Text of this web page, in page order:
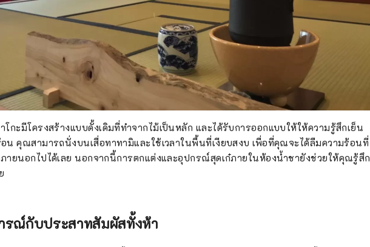
โกะมีโครงสร้างแบบดั้งเดิมที่ทำจากไม้เป็นหลัก และได้รับการออกแบบให้ให้ความรู้สึกเย็น
น คุณสามารถนั่งบนเสื่อทาทามิและใช้เวลาในพื้นที่เงียบสงบ เพื่อที่คุณจะได้ลืมความร้อนที่
ายนอกไปได้เลย นอกจากนี้การตกแต่งและอุปกรณ์สุดเก๋ภายในห้องน้ำชายังช่วยให้คุณรู้สึก
รณ์กับประสาทสัมผัสทั้งห้า